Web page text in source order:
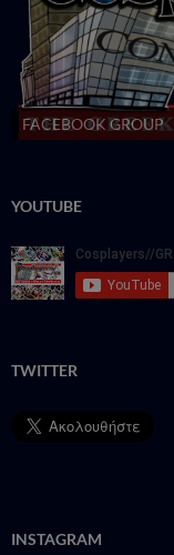
FACEBOOK GROUP
YOUTUBE
TWITTER
INSTAGRAM